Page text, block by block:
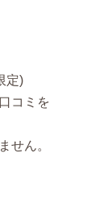
定)
コミを
せん。